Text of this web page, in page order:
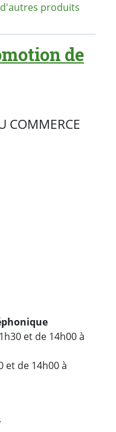
produits
de
COMMERCE
et de 14h00 à
et de 14h00 à